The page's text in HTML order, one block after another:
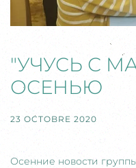
"УЧУСЬ С
ОСЕНЬЮ
23 OCTOBRE 2020
Осенние новости